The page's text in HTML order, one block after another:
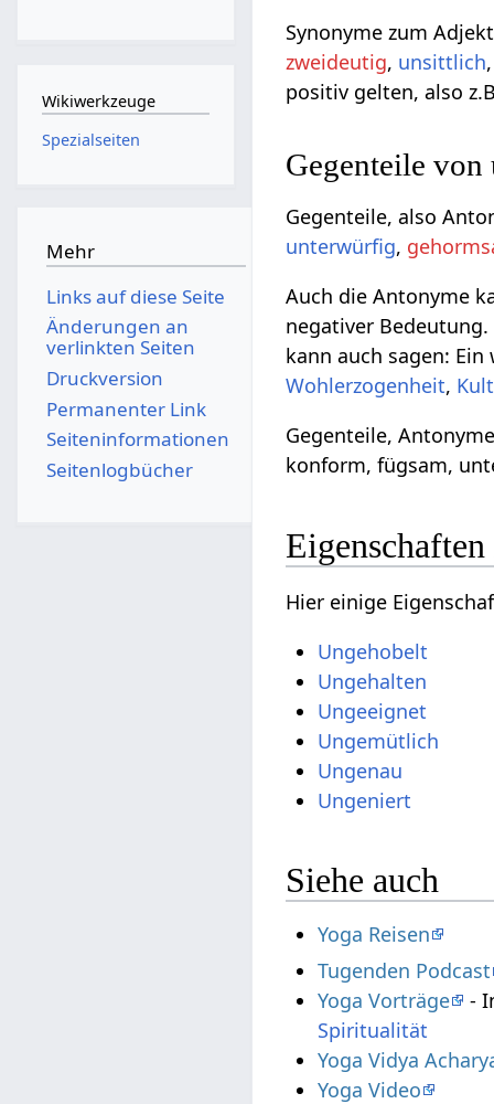
Synonyme zum
zweideutig, unsittlich,
positiv gelten, also
Gegenteile
Gegenteile, also
unterwürfig,
Auch die Antonyme
negativer
kann auch sagen:
Wohlerzogenheit,
Gegenteile,
konform, fügsam,
Hier einige
Ungehobelt
Ungehalten
Ungeeignet
Ungemütlich
Ungenau
Ungeniert
Siehe auch
Yoga Reisen
Tugenden Podcast
Yoga Vorträge
-
Spiritualität
Yoga Vidya
Yoga Video
Wikiwerkzeuge
Spezialseiten
Mehr
Links auf diese Seite
Änderungen an
verlinkten Seiten
Druckversion
Permanenter Link
Seiten­­informationen
Seitenlogbücher